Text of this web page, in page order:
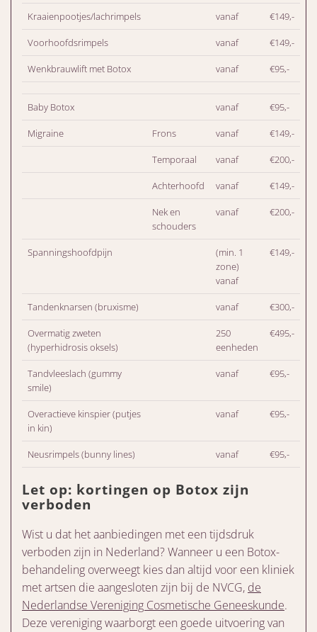
Kraaienpootjes/lachrimpels vanaf €149,-
Voorhoofdsrimpels vanaf €149,-
Wenkbrauwlift met Botox vanaf €95,-
Baby Botox vanaf €95,-
Migraine Frons vanaf €149,-
Temporaal vanaf €200,-
Achterhoofd vanaf €149,-
Nek en
schouders
vanaf €200,-
Spanningshoofdpijn
(min. 1
zone)
vanaf
€149,-
Tandenknarsen (bruxisme) vanaf €300,-
Overmatig zweten
(hyperhidrosis oksels)
250
eenheden
€495,-
Tandvleeslach (gummy
smile)
vanaf €95,-
Overactieve kinspier (putjes
in kin)
vanaf €95,-
Neusrimpels (bunny lines) vanaf €95,-
Let op: kortingen op Botox zijn
verboden
Wist u dat het aanbiedingen met een tijdsdruk
verboden zijn in Nederland? Wanneer u een Botox-
behandeling overweegt kies dan altijd voor een kliniek
met artsen die aangesloten zijn bij de NVCG, de
Nederlandse Vereniging Cosmetische Geneeskunde.
Deze vereniging waarborgt een goede uitvoering van